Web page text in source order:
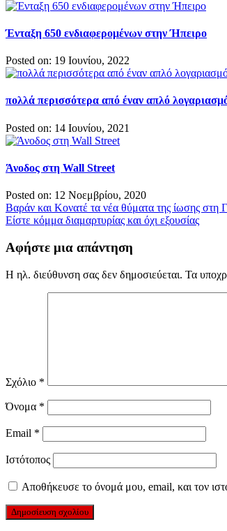
Ένταξη 650 ενδιαφερομένων στην Ήπειρο
Posted on: 19 Ιουνίου, 2022
πολλά περισσότερα από έναν απλό
Posted on: 14 Ιουνίου, 2021
Άνοδος στη Wall Street
Posted on: 12 Νοεμβρίου, 2020
Πλοήγηση
άρθρων
Βαράν και Κονατέ τα νέα θύματα της ίωσης στη
Είστε κόμμα διαμαρτυρίας και όχι εξουσίας
Αφήστε μια απάντηση
Η ηλ. διεύθυνση σας δεν δημοσιεύεται. Τα
Σχόλιο *
Όνομα *
Email *
Ιστότοπος
Αποθήκευσε το όνομά μου, email, και τον